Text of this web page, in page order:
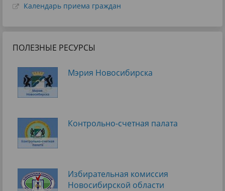
Календарь приема граждан
ПОЛЕЗНЫЕ РЕСУРСЫ
Мэрия Новосибирска
Контрольно-счетная палата
Избирательная комиссия
Новосибирской области